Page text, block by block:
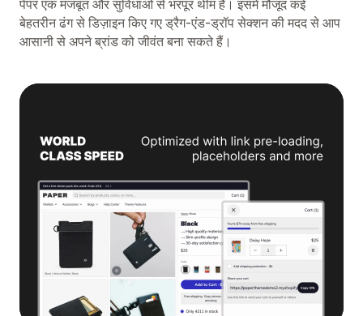
पेपर एक मजबूत और सुविधाओं से भरपूर थीम है। इसमें मौजूद कई
बेहतरीन ढंग से डिज़ाइन किए गए ड्रैग-एंड-ड्रॉप सेक्शन की मदद से आप
आसानी से अपने ब्रांड को जीवंत बना सकते हैं।